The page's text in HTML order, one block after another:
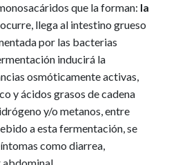
que la forman: la
llega al intestino grueso
por las bacterias
inducirá la
osmóticamente activas,
y ácidos grasos de cadena
y/o metanos, entre
a esta fermentación, se
como diarrea,